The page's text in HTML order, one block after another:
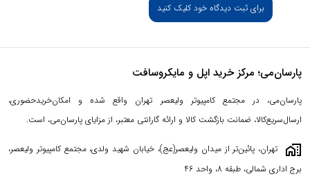
برای ثبت دیدگاه خود کلیک کنید
پارسان‌می؛ مرکز خرید اپل و مایکروسافت
پارسان‌می، در مجتمع کامپیوتر ولیعصر تهران واقع شده و امکان‌خریدحضوری،
ارسال‌سریع‌کالا، ضمانت بازگشت کالا و ارائه گارانتی معتبر، از مزایای پارسان‌می، است.
maps_home_work
تهران، پائین‌تر از میدان ولیعصر(عج)، خیابان شهید ولدی، مجتمع کامپیوتر ولیعصر،
برج اداری شمالی، طبقه 8، واحد 46